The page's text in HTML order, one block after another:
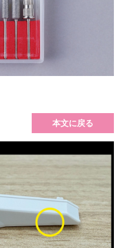
本文に戻る